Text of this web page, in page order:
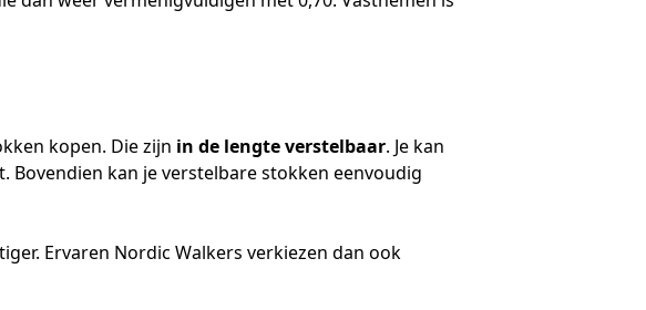
kopen. Die zijn in de lengte verstelbaar. Je kan
kan je verstelbare stokken eenvoudig
Ervaren Nordic Walkers verkiezen dan ook